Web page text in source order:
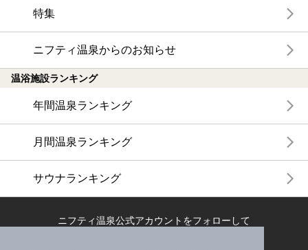
特集
ニフティ温泉からのお知らせ
温浴施設ランキング
年間温泉ランキング
月間温泉ランキング
サウナランキング
ニフティ温泉公式アカウントをフォローして